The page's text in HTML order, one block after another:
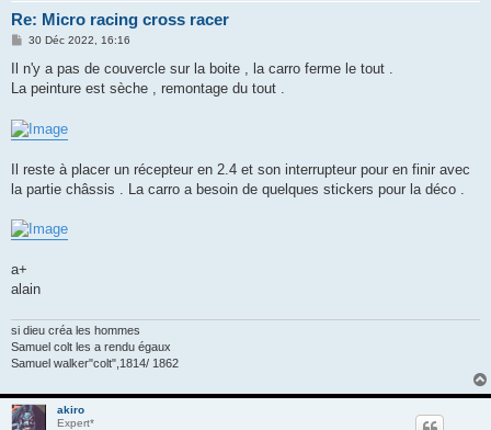
Re: Micro racing cross racer
M
s
a
e
30 Déc 2022, 16:16
Il n'y a pas de couvercle sur la boite , la carro ferme le tout .
La peinture est sèche , remontage du tout .
Il reste à placer un récepteur en 2.4 et son interrupteur pour en finir avec
la partie châssis . La carro a besoin de quelques stickers pour la déco .
a+
alain
si dieu créa les hommes
Samuel colt les a rendu égaux
Samuel walker"colt",1814/ 1862
akiro
Expert*